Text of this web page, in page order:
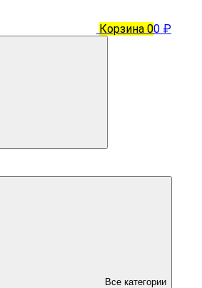
Корзина 00 ₽
Все категории